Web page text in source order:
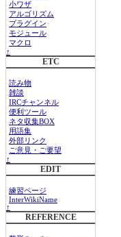
小ワザ
アルゴリズム
プラグイン
モジュール
マクロ
↑
ETC
読み物
雑談
IRCチャンネル
便利ツール
ネタ収集BOX
用語集
外部リンク
ご意見・ご要望
↑
EDIT
練習ページ
InterWikiName
↑
REFERENCE